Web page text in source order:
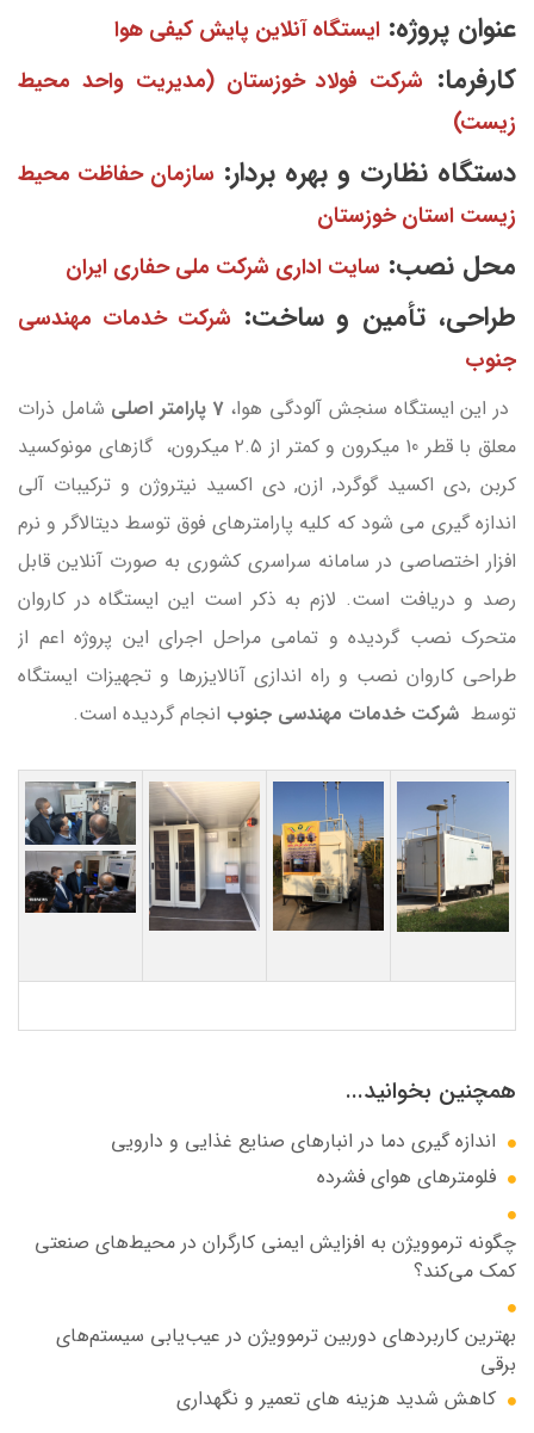
عنوان پروژه: ایستگاه آنلاین پایش کیفی هوا
کارفرما: شرکت فولاد خوزستان (مدیریت واحد محیط
زیست)
دستگاه نظارت و بهره بردار: سازمان حفاظت محیط
زیست استان خوزستان
محل نصب: سایت اداری شرکت ملی حفاری ایران
طراحی، تأمین و ساخت: شرکت خدمات مهندسی
جنوب
در این ایستگاه سنجش آلودگی هوا،7 پارامتر اصلی
شامل ذرات
معلق با قطر 10 میکرون و کمتر از ۲.۵ میکرون، گازهای مونوکسید
کربن ,دی اکسید گوگرد, ازن, دی اکسید نیتروژن و ترکیبات آلی
اندازه گیری می شود که کلیه پارامترهای فوق توسط دیتالاگر و نرم
افزار اختصاصی در سامانه سراسری کشوری به صورت آنلاین قابل
رصد و دریافت است. لازم به ذکر است این ایستگاه در کاروان
متحرک نصب گردیده و تمامی مراحل اجرای این پروژه اعم از
طراحی کاروان نصب و راه اندازی آنالایزرها و تجهیزات ایستگاه
توسط شرکت خدمات مهندسی جنوب انجام گردیده است.
همچنین بخوانید...
اندازه گیری دما در انبارهای صنایع غذایی و دارویی
فلومترهای هوای فشرده
چگونه ترموویژن به افزایش ایمنی کارگران در محیط‌های صنعتی
کمک می‌کند؟
بهترین کاربردهای دوربین ترموویژن در عیب‌یابی سیستم‌های
برقی
کاهش شدید هزینه های تعمیر و نگهداری